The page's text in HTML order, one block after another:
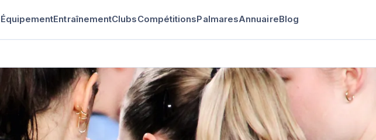
ÉquipementEntraînementClubsCompétitionsPalmaresAnnuaireBlog